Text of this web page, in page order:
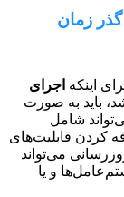
زمان
اینکه اجرای
باید به صورت
شامل
کردن قابلیت‌های
می‌تواند
و یا